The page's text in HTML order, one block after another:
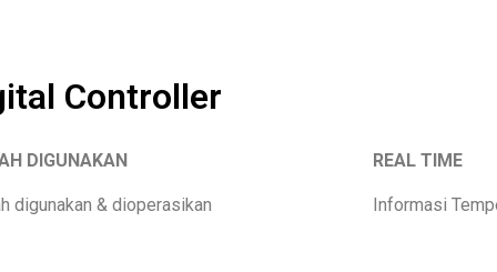
Controller
DIGUNAKAN
digunakan & dioperasikan
REAL TIME
Informasi